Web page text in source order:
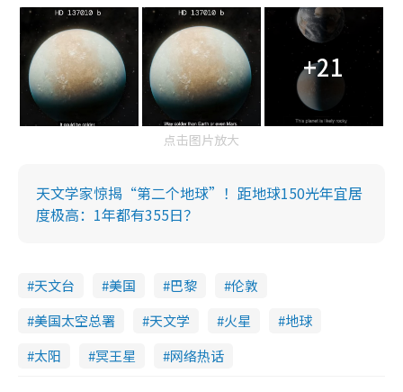
+21
点击图片放大
天文学家惊揭“第二个地球”！距地球150光年宜居
度极高：1年都有355日？
天文台 美国 巴黎
伦敦
美国太空总署
天文学 火星
地球
太阳
冥王星 网络热话